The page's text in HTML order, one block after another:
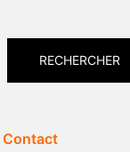
RECHERCHER
Contact